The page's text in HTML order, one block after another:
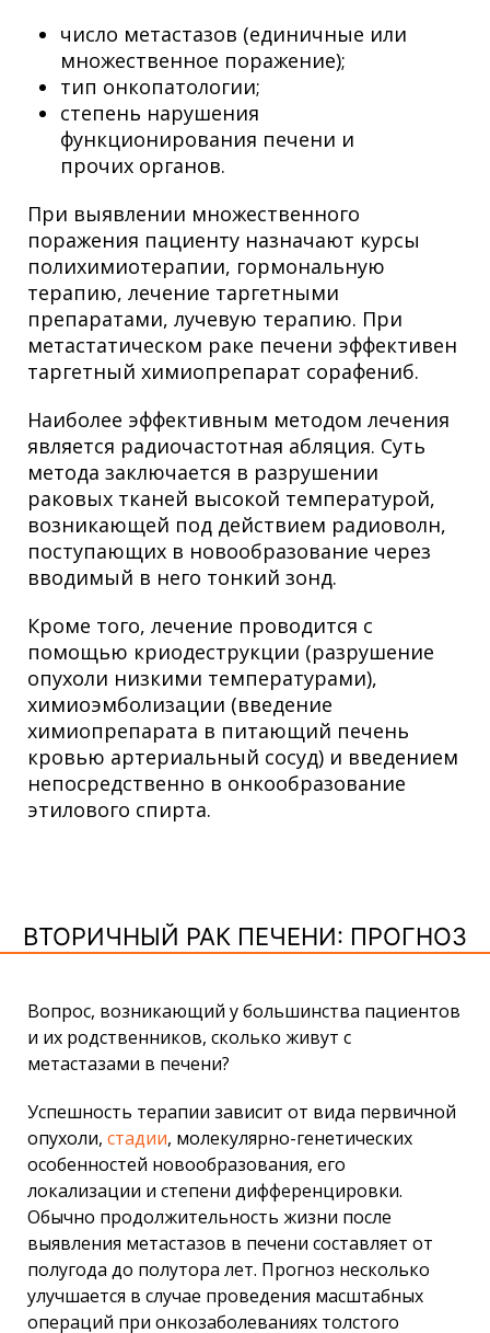
число метастазов (единичные или
множественное поражение);
тип онкопатологии;
степень нарушения
функционирования печени и
прочих органов.
При выявлении множественного
поражения пациенту назначают курсы
полихимиотерапии, гормональную
терапию, лечение таргетными
препаратами, лучевую терапию. При
метастатическом раке печени эффективен
таргетный химиопрепарат сорафениб.
Наиболее эффективным методом лечения
является радиочастотная абляция. Суть
метода заключается в разрушении
раковых тканей высокой температурой,
возникающей под действием радиоволн,
поступающих в новообразование через
вводимый в него тонкий зонд.
Кроме того, лечение проводится с
помощью криодеструкции (разрушение
опухоли низкими температурами),
химиоэмболизации (введение
химиопрепарата в питающий печень
кровью артериальный сосуд) и введением
непосредственно в онкообразование
этилового спирта.
ВТОРИЧНЫЙ РАК ПЕЧЕНИ: ПРОГНОЗ
Вопрос, возникающий у большинства пациентов
и их родственников, сколько живут с
метастазами в печени?
Успешность терапии зависит от вида первичной
опухоли, стадии, молекулярно-генетических
особенностей новообразования, его
локализации и степени дифференцировки.
Обычно продолжительность жизни после
выявления метастазов в печени составляет от
полугода до полутора лет. Прогноз несколько
улучшается в случае проведения масштабных
операций при онкозаболеваниях толстого